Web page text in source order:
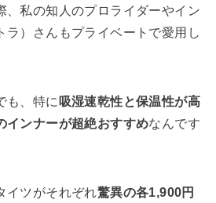
、私の知人のプロライダーやイン
ラ）さんもプライベートで愛用し
も、特に 吸湿速乾性と保温性が高
インナーが超絶おすすめなんです
イツがそれぞれ驚異の各1,900円